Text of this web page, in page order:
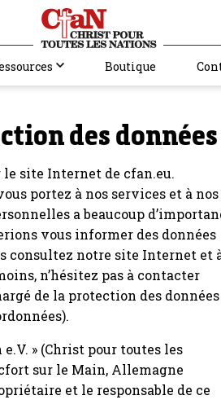
Boutique
des données
le site Internet de cfan.eu.
portez à nos services et à nos
a beaucoup
vous informer des données
consultez notre site Internet et
n’hésitez pas à contacter
de la protection des données
» (Christ pour toutes les
sur le Main, Allemagne
et le responsable de ce